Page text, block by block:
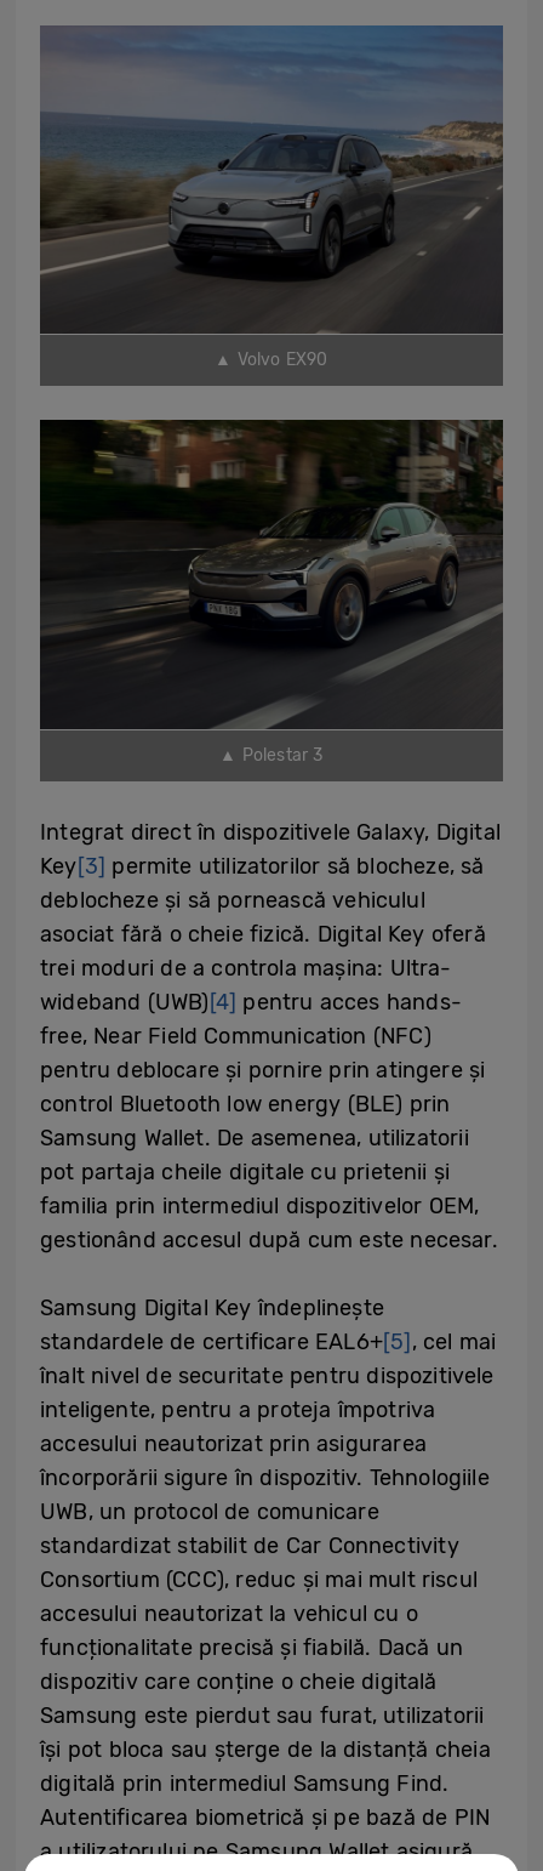
▲ Volvo EX90
▲ Polestar 3
Integrat direct în dispozitivele Galaxy, Digital
Key[3] permite utilizatorilor să blocheze, să
deblocheze și să pornească vehiculul
asociat fără o cheie fizică. Digital Key oferă
trei moduri de a controla mașina: Ultra-
wideband (UWB) [4] pentru acces hands-
free, Near Field Communication (NFC)
pentru deblocare și pornire prin atingere și
control Bluetooth low energy (BLE) prin
Samsung Wallet. De asemenea, utilizatorii
pot partaja cheile digitale cu prietenii și
familia prin intermediul dispozitivelor OEM,
gestionând accesul după cum este necesar.
Samsung Digital Key îndeplinește
standardele de certificare EAL6+[5] , cel mai
înalt nivel de securitate pentru dispozitivele
inteligente, pentru a proteja împotriva
accesului neautorizat prin asigurarea
încorporării sigure în dispozitiv. Tehnologiile
UWB, un protocol de comunicare
standardizat stabilit de Car Connectivity
Consortium (CCC), reduc și mai mult riscul
accesului neautorizat la vehicul cu o
funcționalitate precisă și fiabilă. Dacă un
dispozitiv care conține o cheie digitală
Samsung este pierdut sau furat, utilizatorii
își pot bloca sau șterge de la distanță cheia
digitală prin intermediul Samsung Find.
Autentificarea biometrică și pe bază de PIN
a utilizatorului pe Samsung Wallet asigură